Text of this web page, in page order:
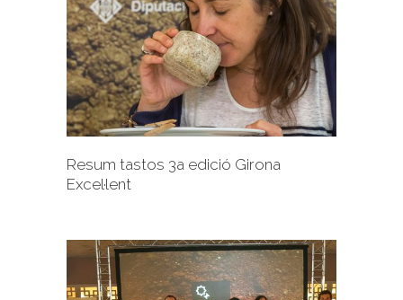
+
Resum tastos 3a edició Girona
Excel·lent